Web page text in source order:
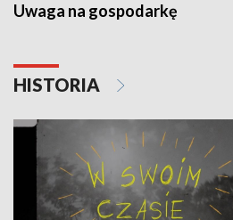
Uwaga na gospodarkę
HISTORIA